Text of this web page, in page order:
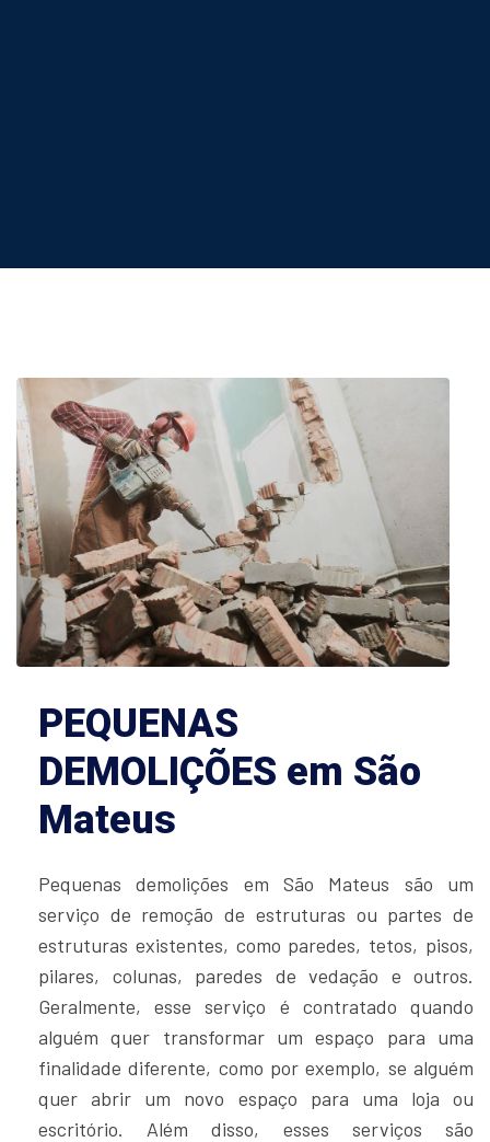
PEQUENAS
DEMOLIÇÕES em São
Mateus
Pequenas demolições em São Mateus são um
serviço de remoção de estruturas ou partes de
estruturas existentes, como paredes, tetos, pisos,
pilares, colunas, paredes de vedação e outros.
Geralmente, esse serviço é contratado quando
alguém quer transformar um espaço para uma
finalidade diferente, como por exemplo, se alguém
quer abrir um novo espaço para uma loja ou
escritório. Além disso, esses serviços são